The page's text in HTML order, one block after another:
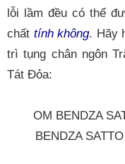
lỗi lầm đều có thể
chất tính không. Hãy
trì tụng chân ngôn
Tát Đỏa:
OM BENDZA
BENDZA